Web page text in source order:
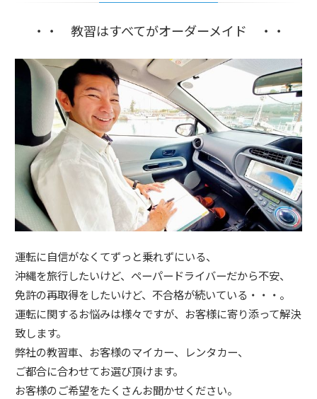
・・ 教習はすべてがオーダーメイド ・・
運転に自信がなくてずっと乗れずにいる、
沖縄を旅行したいけど、ペーパードライバーだから不安、
免許の再取得をしたいけど、不合格が続いている・・・。
運転に関するお悩みは様々ですが、お客様に寄り添って解決
致します。
弊社の教習車、お客様のマイカー、レンタカー、
ご都合に合わせてお選び頂けます。
お客様のご希望をたくさんお聞かせください。